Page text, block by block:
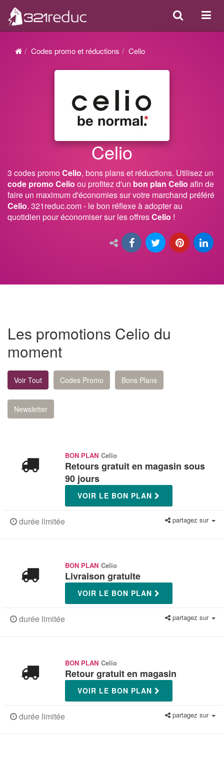
ou
Search
Codes promo et réductions Celio
Celio
3 codes promoCelio, bons plans et réductions. Utilisez un
code promo Celio ou profitez d'un bon plan Celio afin de
faire un maximum d'économies sur votre marchand préféré
Celio. 321reduc.com - le bon réflexe à adopter au
quotidien pour économiser sur les offresCelio !
Les promotions Celio du
moment
Voir Tout Codes Promo Bons Plans
Newsletter
BON PLAN Celio
Retours gratuit en magasin sous
90 jours
VOIR LE BON PLAN
durée limitée partagez sur
BON PLAN Celio
Livraison gratuite
VOIR LE BON PLAN
durée limitée partagez sur
BON PLAN Celio
Retour gratuit en magasin
VOIR LE BON PLAN
durée limitée partagez sur